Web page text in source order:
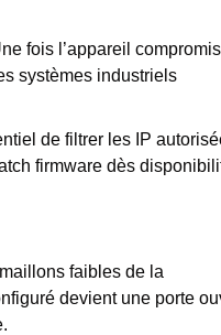
fois l’appareil
systèmes industriels
de filtrer les IP
firmware dès
faibles de la
devient une porte